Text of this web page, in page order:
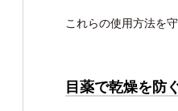
これらの使用方法を
目薬で乾燥を防